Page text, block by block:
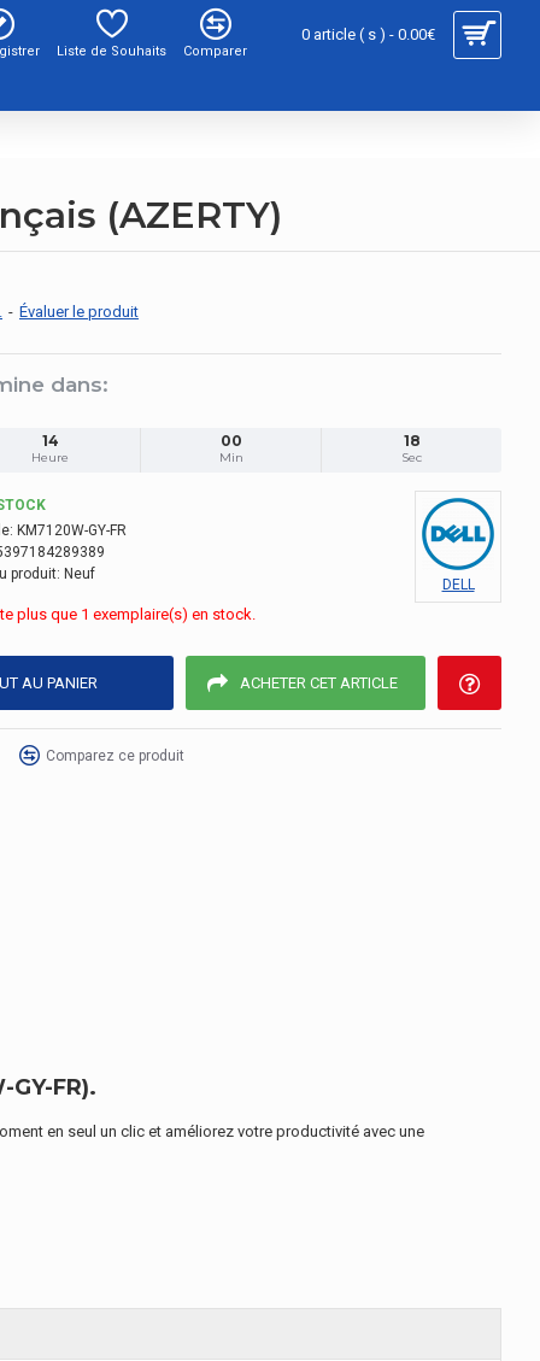
Liste de Souhaits Comparer
0 article ( s ) - 0.00€
(AZERTY)
- Évaluer le produit
dans:
14
Heure
00
Min
17
Sec
KM7120W-GY-FR
produit: Neuf
DELL
plus que 1 exemplaire(s) en stock.
AU PANIER ACHETER CET ARTICLE
Comparez ce produit
GY-FR).
en seul un clic et améliorez votre productivité avec une